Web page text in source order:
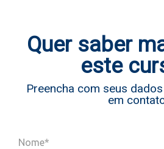
Quer saber
este
Preencha com seus
em
Nome*